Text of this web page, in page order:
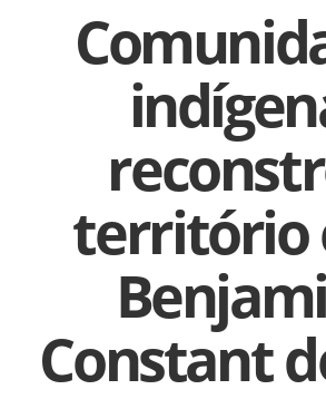
território
Constant